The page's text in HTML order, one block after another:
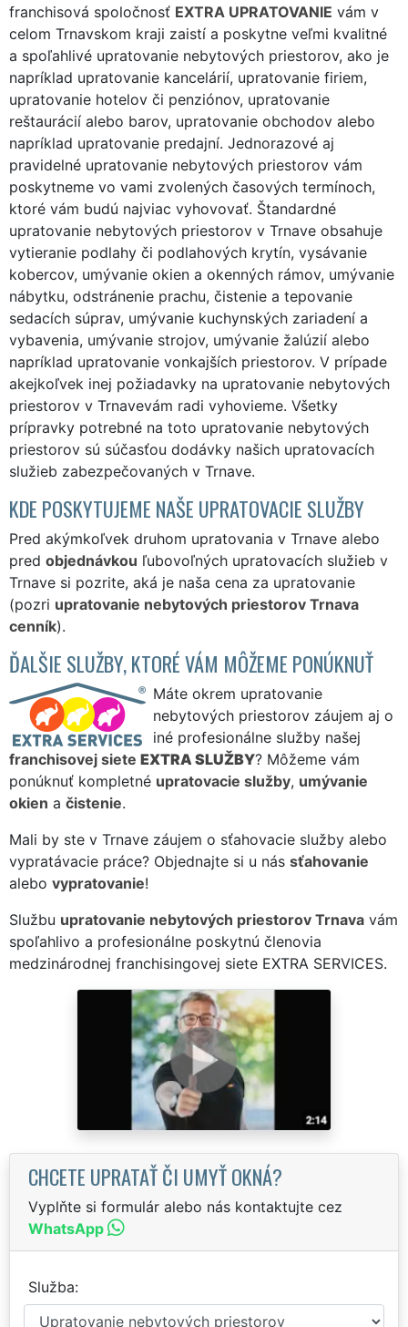
franchisová spoločnosť EXTRA UPRATOVANIE vám v
celom Trnavskom kraji zaistí a poskytne veľmi kvalitné
a spoľahlivé upratovanie nebytových priestorov, ako je
napríklad upratovanie kancelárií, upratovanie firiem,
upratovanie hotelov či penziónov, upratovanie
reštaurácií alebo barov, upratovanie obchodov alebo
napríklad upratovanie predajní. Jednorazové aj
pravidelné upratovanie nebytových priestorov vám
poskytneme vo vami zvolených časových termínoch,
ktoré vám budú najviac vyhovovať. Štandardné
upratovanie nebytových priestorov v Trnave obsahuje
vytieranie podlahy či podlahových krytín, vysávanie
kobercov, umývanie okien a okenných rámov, umývanie
nábytku, odstránenie prachu, čistenie a tepovanie
sedacích súprav, umývanie kuchynských zariadení a
vybavenia, umývanie strojov, umývanie žalúzií alebo
napríklad upratovanie vonkajších priestorov. V prípade
akejkoľvek inej požiadavky na upratovanie nebytových
priestorov v Trnavevám radi vyhovieme. Všetky
prípravky potrebné na toto upratovanie nebytových
priestorov sú súčasťou dodávky našich upratovacích
služieb zabezpečovaných v Trnave.
KDE POSKYTUJEME NAŠE UPRATOVACIE SLUŽBY
Pred akýmkoľvek druhom upratovania v Trnave alebo
pred objednávkou ľubovoľných upratovacích služieb v
Trnave si pozrite, aká je naša cena za upratovanie
(pozri upratovanie nebytových priestorov Trnava
cenník).
ĎALŠIE SLUŽBY, KTORÉ VÁM MÔŽEME PONÚKNUŤ
Máte okrem upratovanie
nebytových priestorov záujem aj o
iné profesionálne služby našej
franchisovej siete EXTRA SLUŽBY? Môžeme vám
ponúknuť kompletné upratovacie služby, umývanie
okien a čistenie.
Mali by ste v Trnave záujem o sťahovacie služby alebo
vypratávacie práce? Objednajte si u nás sťahovanie
alebo vypratovanie!
Službu upratovanie nebytových priestorov Trnava vám
spoľahlivo a profesionálne poskytnú členovia
medzinárodnej franchisingovej siete EXTRA SERVICES.
CHCETE UPRATAŤ ČI UMYŤ OKNÁ?
Vyplňte si formulár alebo nás kontaktujte cez
WhatsApp
Služba